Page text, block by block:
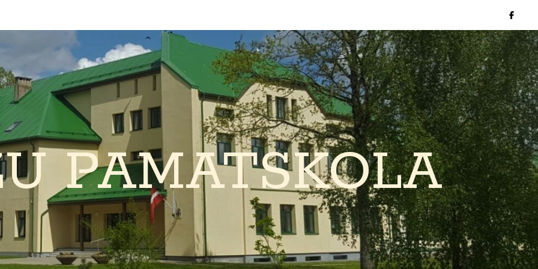
PAMATSKOLA